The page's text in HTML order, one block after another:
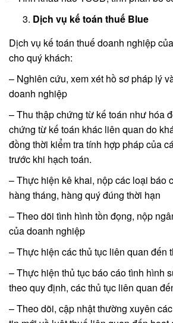
Dịch vụ kế toán thuế Blue
Dịch vụ kế toán thuế doanh nghiệp
cho quý khách:
– Nghiên cứu, xem xét hồ sơ pháp lý
doanh nghiệp
– Thu thập chứng từ kế toán như hóa
chứng từ kế toán khác liên quan do
đồng thời kiểm tra tính hợp pháp của
trước khi hạch toán.
– Thực hiện kê khai, nộp các loại báo
hàng tháng, hàng quý đúng thời hạn
– Theo dõi tình hình tồn đọng, nộp
của doanh nghiệp
– Thực hiện các thủ tục liên quan đến
– Thực hiện thủ tục báo cáo tình hình
theo quy định, các thủ tục liên quan
– Theo dõi, cập nhật thường xuyên